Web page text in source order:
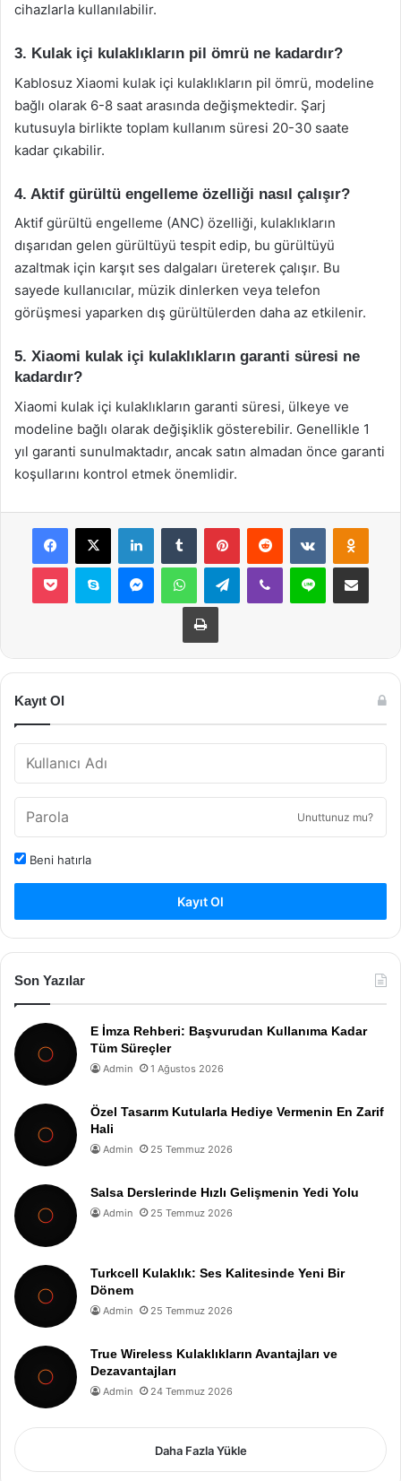
cihazlarla kullanılabilir.
3. Kulak içi kulaklıkların pil ömrü ne kadardır?
Kablosuz Xiaomi kulak içi kulaklıkların pil ömrü, modeline
bağlı olarak 6-8 saat arasında değişmektedir. Şarj
kutusuyla birlikte toplam kullanım süresi 20-30 saate
kadar çıkabilir.
4. Aktif gürültü engelleme özelliği nasıl çalışır?
Aktif gürültü engelleme (ANC) özelliği, kulaklıkların
dışarıdan gelen gürültüyü tespit edip, bu gürültüyü
azaltmak için karşıt ses dalgaları üreterek çalışır. Bu
sayede kullanıcılar, müzik dinlerken veya telefon
görüşmesi yaparken dış gürültülerden daha az etkilenir.
5. Xiaomi kulak içi kulaklıkların garanti süresi ne
kadardır?
Xiaomi kulak içi kulaklıkların garanti süresi, ülkeye ve
modeline bağlı olarak değişiklik gösterebilir. Genellikle 1
yıl garanti sunulmaktadır, ancak satın almadan önce garanti
koşullarını kontrol etmek önemlidir.
Facebook
X LinkedInTumblr PinterestReddit VKontakte
Pocket Skype MessengerWhatsAppTelegramViber Line E-Posta ile
Yazdır
Kayıt Ol
Unuttunuz mu?
Beni hatırla
Kayıt Ol
Son Yazılar
E İmza Rehberi: Başvurudan Kullanıma Kadar
Tüm Süreçler
Admin 1 Ağustos 2026
Özel Tasarım Kutularla Hediye Vermenin En Zarif
Hali
Admin 25 Temmuz 2026
Salsa Derslerinde Hızlı Gelişmenin Yedi Yolu
Admin 25 Temmuz 2026
Turkcell Kulaklık: Ses Kalitesinde Yeni Bir
Dönem
Admin 25 Temmuz 2026
True Wireless Kulaklıkların Avantajları ve
Dezavantajları
Admin 24 Temmuz 2026
Daha Fazla Yükle